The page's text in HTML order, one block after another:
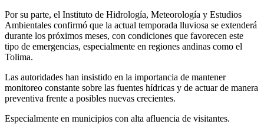
Por su parte, el Instituto de Hidrología, Meteorología y Estudios
Ambientales confirmó que la actual temporada lluviosa se extenderá
durante los próximos meses, con condiciones que favorecen este
tipo de emergencias, especialmente en regiones andinas como el
Tolima.
Las autoridades han insistido en la importancia de mantener
monitoreo constante sobre las fuentes hídricas y de actuar de manera
preventiva frente a posibles nuevas crecientes.
Especialmente en municipios con alta afluencia de visitantes.